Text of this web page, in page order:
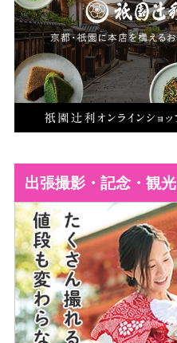
出張撮影・記念・観光